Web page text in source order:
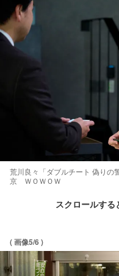
荒川良々「ダブルチート 偽りの
京 ＷＯＷＯＷ
スクロールす
( 画像5/6 )